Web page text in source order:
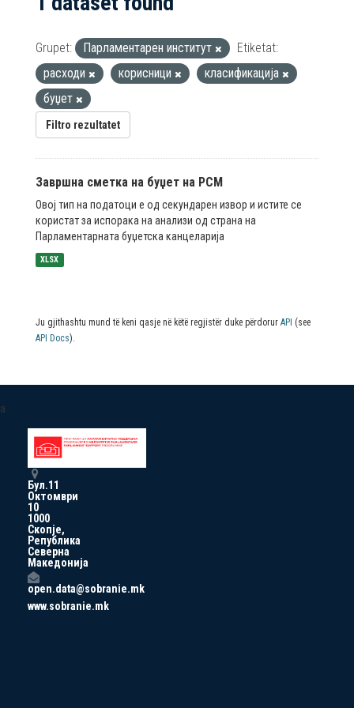
Grupet: Парламентарен институт
Etiketat:
расходи
корисници
класификација
буџет
Filtro rezultatet
Завршна сметка на буџет на РСМ
Овој тип на податоци е од секундарен извор и истите се
користат за испорака на анализи од страна на
Парламентарната буџетска канцеларија
XLSX
Ju gjithashtu mund të keni qasje në këtë regjistër duke përdorur API (see
API Docs).
a
Бул.11
Октомври
10
1000
Скопје,
Република
Северна
Македонија
open.data@sobranie.mk
www.sobranie.mk